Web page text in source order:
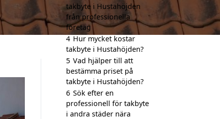
takbyte i Hustahöjden
från professionella
företag
4 Hur mycket kostar
takbyte i Hustahöjden?
5 Vad hjälper till att
bestämma priset på
takbyte i Hustahöjden?
6 Sök efter en
professionell för takbyte
i andra städer nära